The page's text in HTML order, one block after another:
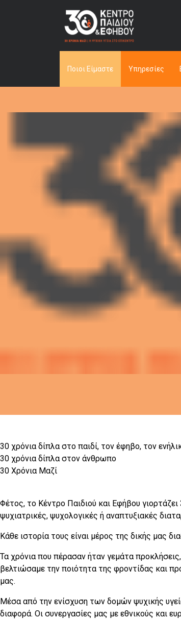
Ποιοι Είμαστε Υπηρεσίες
30 χρόνια δίπλα στο παιδί, τον έφηβο, τον
30 χρόνια δίπλα στον άνθρωπο
30 Χρόνια Μαζί
Φέτος, το Κέντρο Παιδιού και Εφήβου
ψυχιατρικές, ψυχολογικές ή αναπτυξιακές
Κάθε ιστορία τους είναι μέρος της δικής μας
Τα χρόνια που πέρασαν ήταν γεμάτα
βελτιώσαμε την ποιότητα της φροντίδας και
μας.
Μέσα από την ενίσχυση των δομών ψυχικής
διαφορά. Οι συνεργασίες μας με εθνικούς και